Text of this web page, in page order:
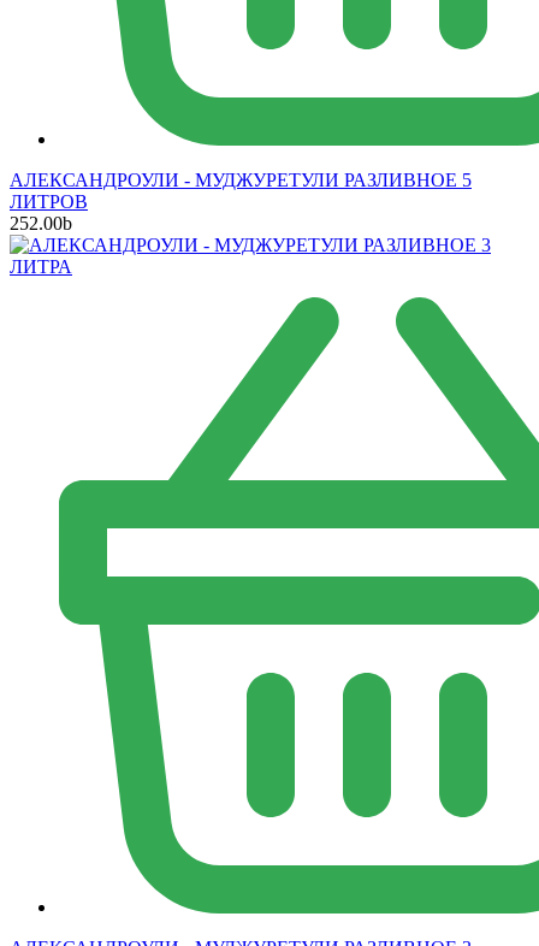
АЛЕКСАНДРОУЛИ - МУДЖУРЕТУЛИ РАЗЛИВНОЕ 5
ЛИТРОВ
252.00b